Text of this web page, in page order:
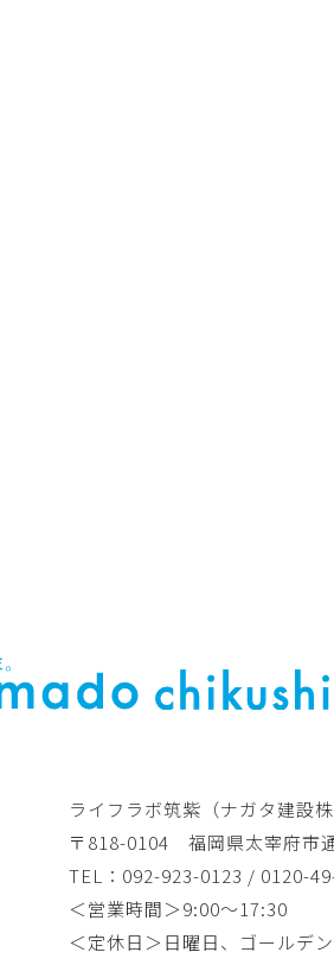
ライフラボ筑紫（ナガタ建設
〒818-0104 福岡県太宰府市
TEL：092-923-0123 / 0120-
＜営業時間＞9:00～17:30
＜定休日＞日曜日、ゴールデ